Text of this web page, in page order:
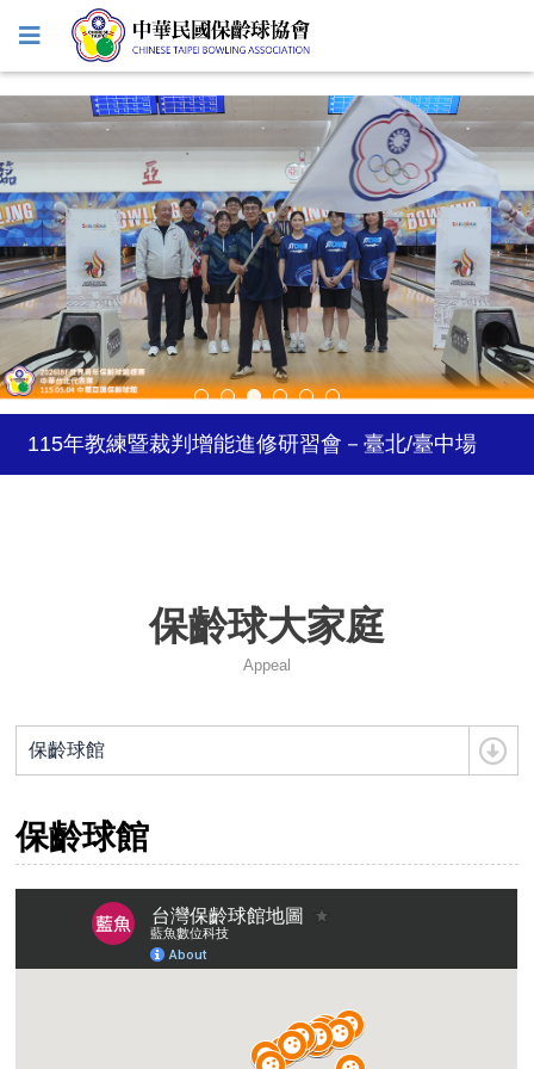
2027年日本關西世界壯年運動會
2026年風暴台灣飛碟盃
115年教練暨裁判增能進修研習會－臺北/臺中場
2026年5-6月國際公開賽自費參賽選手登記
性平兒少及其他不法事件零容忍
中華民國保齡球協會第14屆會員大會會議紀錄
115年第14屆組織改選公告
2026年風暴台灣飛碟盃
保齡球大家庭
Appeal
保齡球館
保齡球館